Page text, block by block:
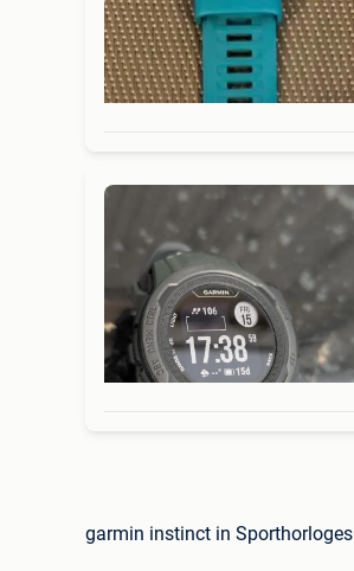
garmin instinct in Sporthorloges